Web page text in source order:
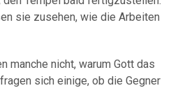
sie zusehen, wie die Arbeiten
manche nicht, warum Gott das
sich einige, ob die Gegner